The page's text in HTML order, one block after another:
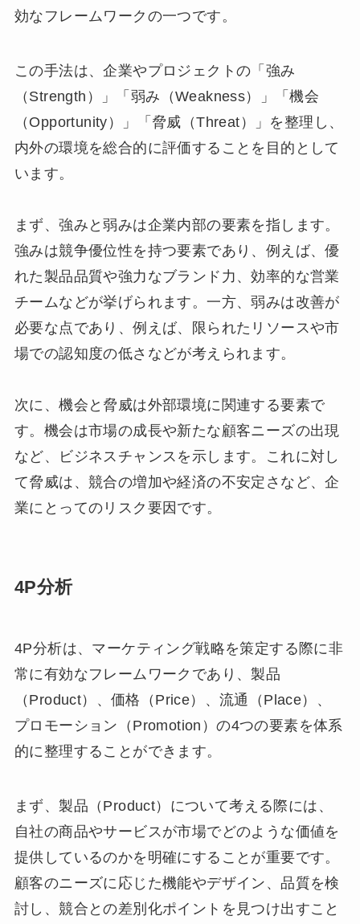
効なフレームワークの一つです。
この手法は、企業やプロジェクトの「強み
（Strength）」「弱み（Weakness）」「機会
（Opportunity）」「脅威（Threat）」を整理し、
内外の環境を総合的に評価することを目的として
います。
まず、強みと弱みは企業内部の要素を指します。
強みは競争優位性を持つ要素であり、例えば、優
れた製品品質や強力なブランド力、効率的な営業
チームなどが挙げられます。一方、弱みは改善が
必要な点であり、例えば、限られたリソースや市
場での認知度の低さなどが考えられます。
次に、機会と脅威は外部環境に関連する要素で
す。機会は市場の成長や新たな顧客ニーズの出現
など、ビジネスチャンスを示します。これに対し
て脅威は、競合の増加や経済の不安定さなど、企
業にとってのリスク要因です。
4P分析
4P分析は、マーケティング戦略を策定する際に非
常に有効なフレームワークであり、製品
（Product）、価格（Price）、流通（Place）、
プロモーション（Promotion）の4つの要素を体系
的に整理することができます。
まず、製品（Product）について考える際には、
自社の商品やサービスが市場でどのような価値を
提供しているのかを明確にすることが重要です。
顧客のニーズに応じた機能やデザイン、品質を検
討し、競合との差別化ポイントを見つけ出すこと